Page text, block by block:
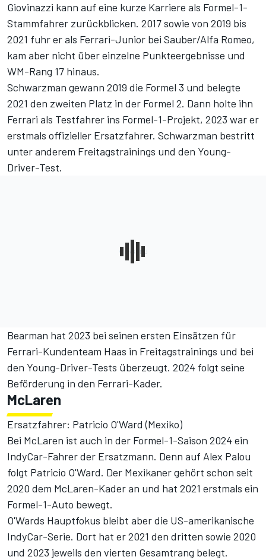
Giovinazzi kann auf eine kurze Karriere als Formel-1-
Stammfahrer zurückblicken. 2017 sowie von 2019 bis
2021 fuhr er als Ferrari-Junior bei Sauber/Alfa Romeo,
kam aber nicht über einzelne Punkteergebnisse und
WM-Rang 17 hinaus.
Schwarzman gewann 2019 die Formel 3 und belegte
2021 den zweiten Platz in der Formel 2. Dann holte ihn
Ferrari als Testfahrer ins Formel-1-Projekt, 2023 war er
erstmals offizieller Ersatzfahrer. Schwarzman bestritt
unter anderem Freitagstrainings und den Young-
Driver-Test.
Bearman hat 2023 bei seinen ersten Einsätzen für
Ferrari-Kundenteam Haas in Freitagstrainings und bei
den Young-Driver-Tests überzeugt. 2024 folgt seine
Beförderung in den Ferrari-Kader.
McLaren
Ersatzfahrer: Patricio O'Ward (Mexiko)
Bei McLaren ist auch in der Formel-1-Saison 2024 ein
IndyCar-Fahrer der Ersatzmann. Denn auf Alex Palou
folgt Patricio O'Ward. Der Mexikaner gehört schon seit
2020 dem McLaren-Kader an und hat 2021 erstmals ein
Formel-1-Auto bewegt.
O'Wards Hauptfokus bleibt aber die US-amerikanische
IndyCar-Serie. Dort hat er 2021 den dritten sowie 2020
und 2023 jeweils den vierten Gesamtrang belegt.